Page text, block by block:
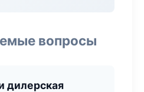
вопросы
дилерская